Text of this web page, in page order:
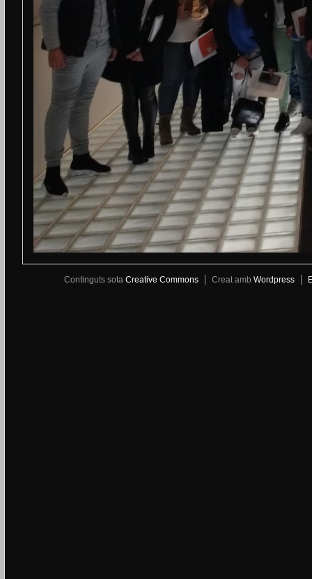
Continguts sota Creative Commons Creat amb Wordpress